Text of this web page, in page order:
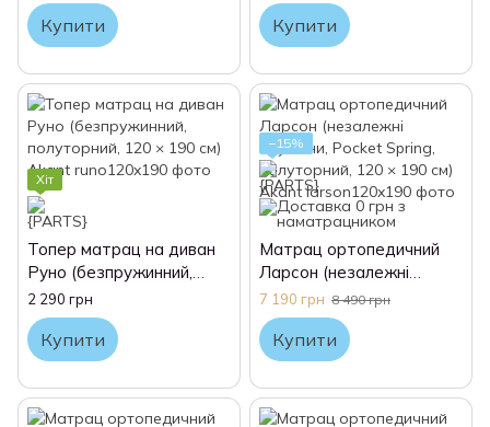
полуторний, 120 × 190
см) Akant
Купити
см) Akant
Купити
Хіт
Топер матрац на диван
Руно (безпружинний,
полуторний, 120 × 190
см) Akant
2 290 грн
Купити
−15%
Матрац ортопедичний
Ларсон (незалежні
пружини, Pocket Spring,
полуторний, 120 × 190
см) Akant
7 190 грн 8 490 грн
Купити